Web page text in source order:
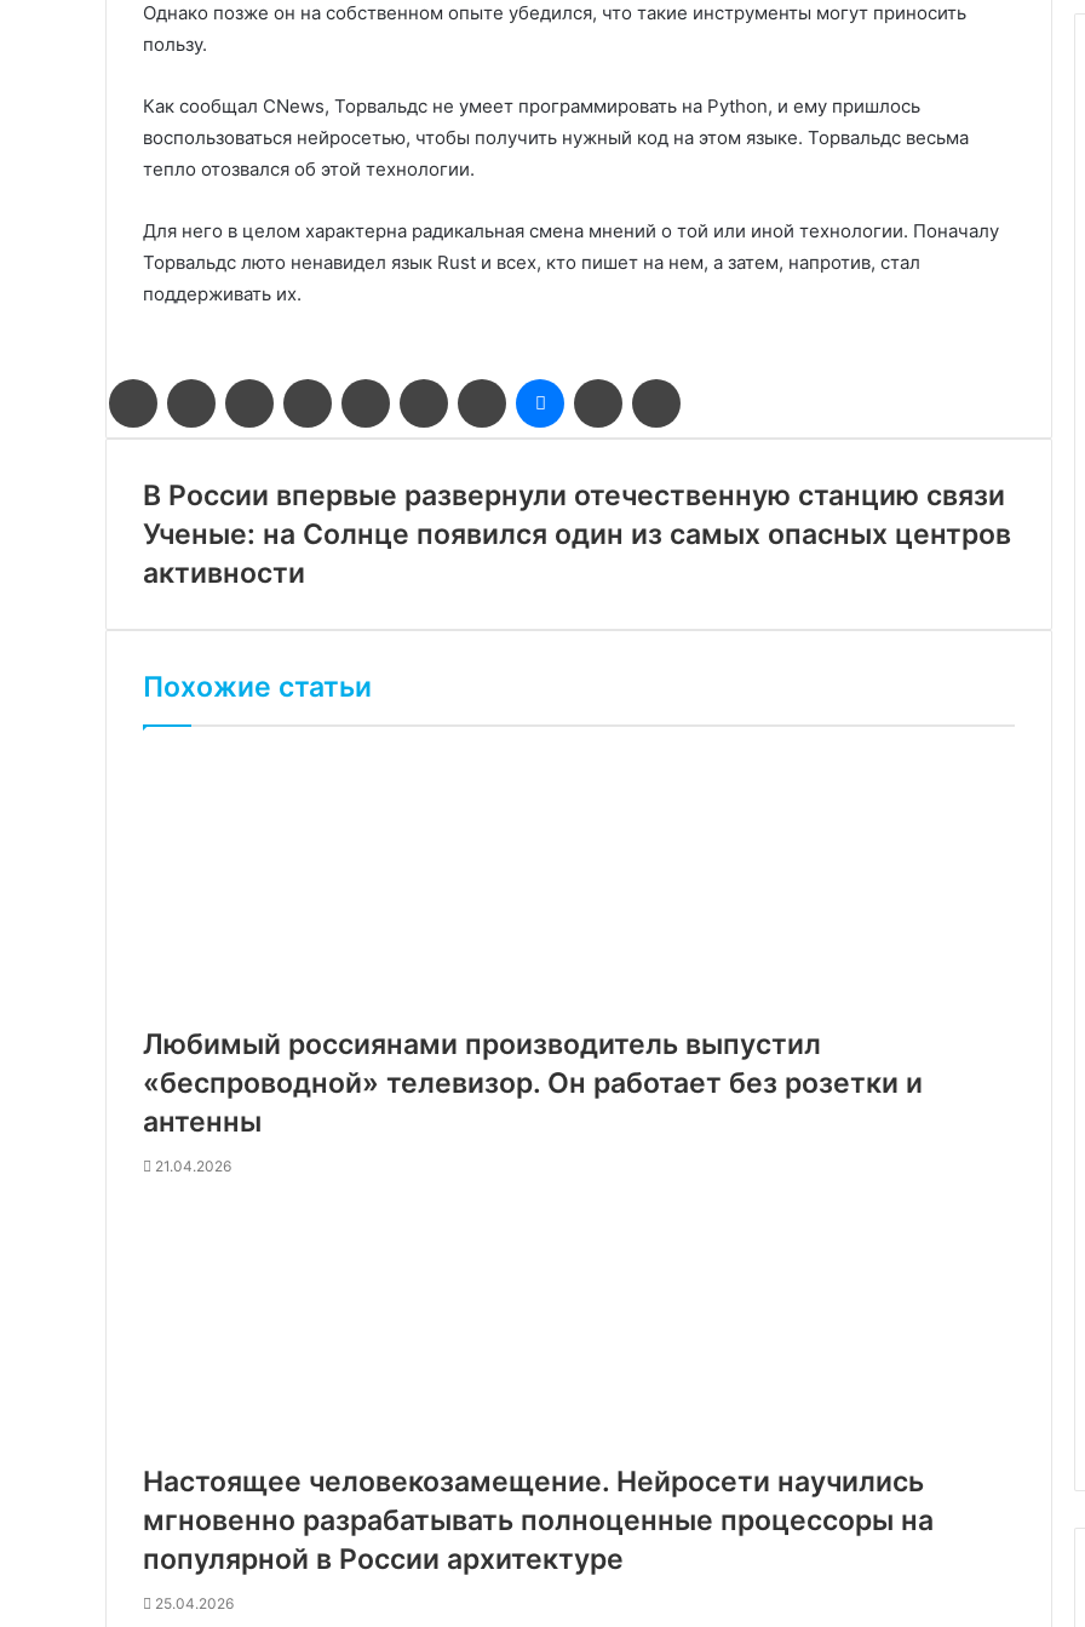
Однако позже он на собственном опыте убедился, что такие инструменты могут приносить
пользу.
Как сообщал CNews, Торвальдс не умеет программировать на Python, и ему пришлось
воспользоваться нейросетью, чтобы получить нужный код на этом языке. Торвальдс весьма
тепло отозвался об этой технологии.
Для него в целом характерна радикальная смена мнений о той или иной технологии. Поначалу
Торвальдс люто ненавидел язык Rust и всех, кто пишет на нем, а затем, напротив, стал
поддерживать их.
FacebookTwitter LinkedIn Pinterest Reddit ВконтактеОдноклассники
MessengerПоделиться
через
электронную
В России впервые развернули отечественную станцию связи
Ученые: на Солнце появился один из самых опасных центров
активности
Похожие статьи
Любимый россиянами производитель выпустил
«беспроводной» телевизор. Он работает без розетки и
антенны
21.04.2026
Настоящее человекозамещение. Нейросети научились
мгновенно разрабатывать полноценные процессоры на
популярной в России архитектуре
25.04.2026